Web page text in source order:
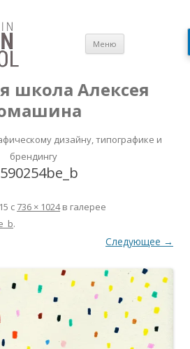
школа Алексея
дизайну, типографике и
брендингу
Меню
содержимому
с 736 × 1024в галерее
.
Следующее →